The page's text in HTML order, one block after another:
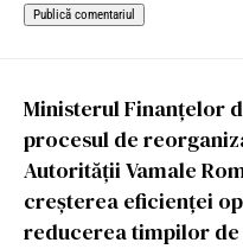
Ministerul Finanțelor
procesul de
Autorității Vamale
creșterea eficienței
reducerea timpilor